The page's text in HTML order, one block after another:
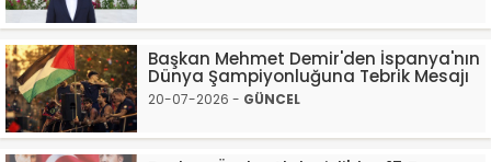
Başkan Mehmet Demir'den İspanya'nın
Dünya Şampiyonluğuna Tebrik Mesajı
20-07-2026 - GÜNCEL